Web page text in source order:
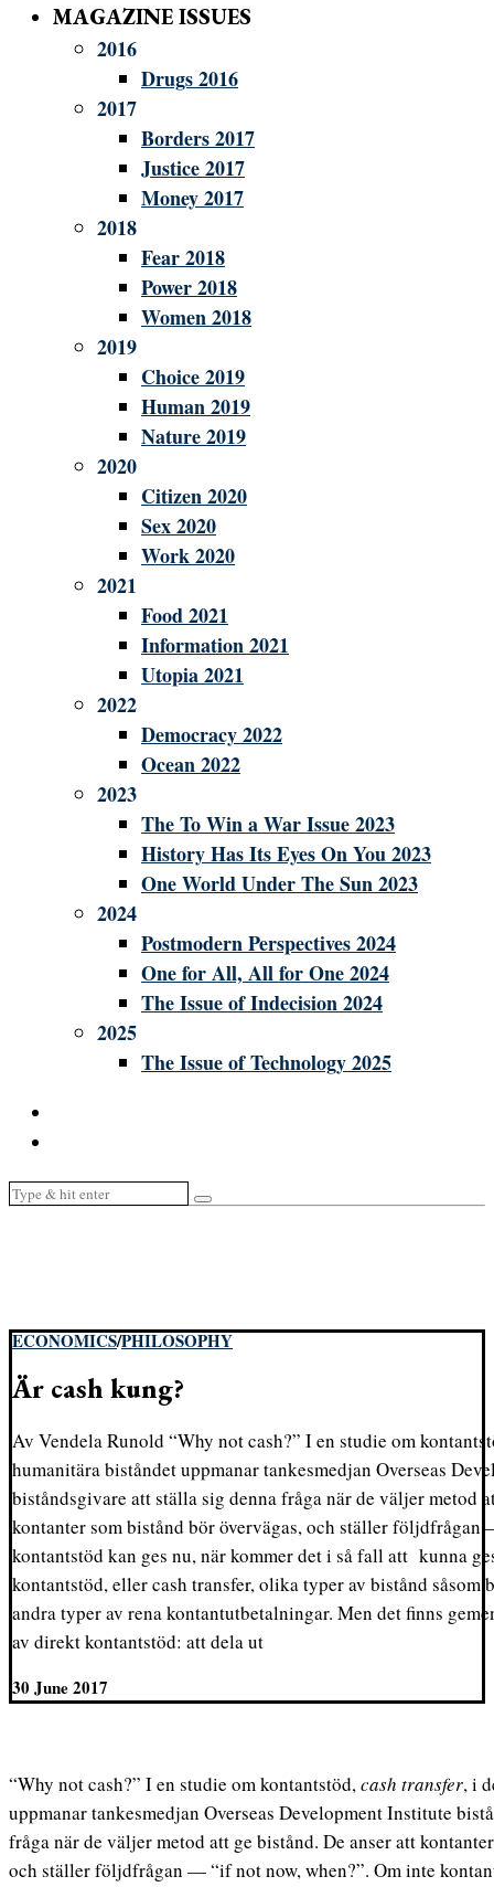
MAGAZINE ISSUES
2016
Drugs 2016
2017
Borders 2017
Justice 2017
Money 2017
2018
Fear 2018
Power 2018
Women 2018
2019
Choice 2019
Human 2019
Nature 2019
2020
Citizen 2020
Sex 2020
Work 2020
2021
Food 2021
Information 2021
Utopia 2021
2022
Democracy 2022
Ocean 2022
2023
The To Win a War Issue 2023
History Has Its Eyes On You 2023
One World Under The Sun 2023
2024
Postmodern Perspectives 2024
One for All, All for One 2024
The Issue of Indecision 2024
2025
The Issue of Technology 2025
ECONOMICS/PHILOSOPHY
Är cash kung?
Av Vendela Runold “Why not cash?” I en studie om
humanitära biståndet uppmanar tankesmedjan Overseas
biståndsgivare att ställa sig denna fråga när de väljer metod
kontanter som bistånd bör övervägas, och ställer följdfrågan
kontantstöd kan ges nu, när kommer det i så fall att kunna
kontantstöd, eller cash transfer, olika typer av bistånd såsom
andra typer av rena kontantutbetalningar. Men det finns
av direkt kontantstöd: att dela ut
30 June 2017
“Why not cash?” I en studie om kontantstöd,cash transfer, i
uppmanar tankesmedjan Overseas Development Institute
fråga när de väljer metod att ge bistånd. De anser att
och ställer följdfrågan — “if not now, when?”. Om inte